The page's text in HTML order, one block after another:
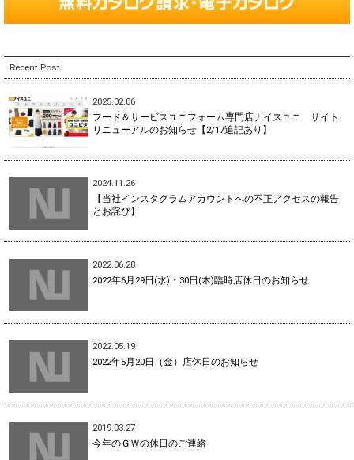
Recent Post
2025.02.06
フード＆サービスユニフォーム専門店ナイスユニ サイト
リニューアルのお知らせ【2/17追記あり】
2024.11.26
【当社インスタグラムアカウントへの不正アクセスの報告
とお詫び】
2022.06.28
2022年6月29日(水)・30日(木)臨時店休日のお知らせ
2022.05.19
2022年5月20日（金）店休日のお知らせ
2019.03.27
今年のＧＷの休日のご連絡